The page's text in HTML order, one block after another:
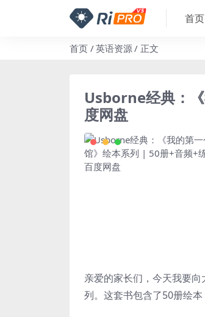
首页
首页 英语资源 正文
Usborne经典：
度网盘
亲爱的家长们，今天我要
列。这套书包含了50册绘